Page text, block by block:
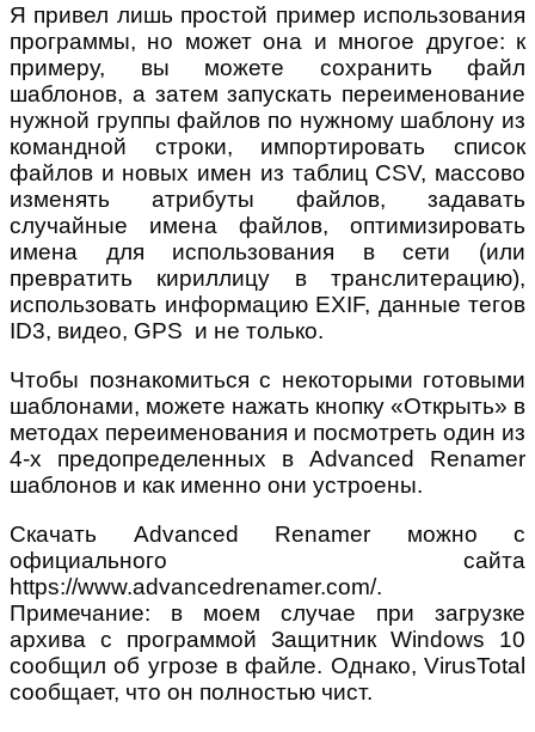
Я привел лишь простой пример использования
программы, но может она и многое другое: к
примеру, вы можете сохранить файл
шаблонов, а затем запускать переименование
нужной группы файлов по нужному шаблону из
командной строки, импортировать список
файлов и новых имен из таблиц CSV, массово
изменять атрибуты файлов, задавать
случайные имена файлов, оптимизировать
имена для использования в сети (или
превратить кириллицу в транслитерацию),
использовать информацию EXIF, данные тегов
ID3, видео, GPS и не только.
Чтобы познакомиться с некоторыми готовыми
шаблонами, можете нажать кнопку «Открыть» в
методах переименования и посмотреть один из
4-х предопределенных в Advanced Renamer
шаблонов и как именно они устроены.
Скачать Advanced Renamer можно с
официального сайта
https://www.advancedrenamer.com/.
Примечание: в моем случае при загрузке
архива с программой Защитник Windows 10
сообщил об угрозе в файле. Однако, VirusTotal
сообщает, что он полностью чист.